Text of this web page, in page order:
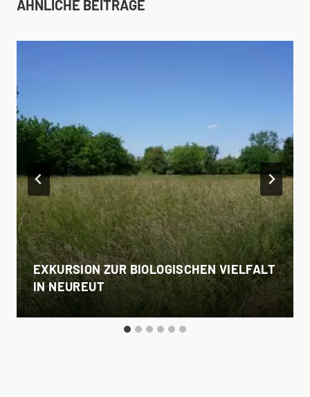
ÄHNLICHE BEITRÄGE
EXKURSION ZUR BIOLOGISCHEN VIELFALT
IN NEUREUT